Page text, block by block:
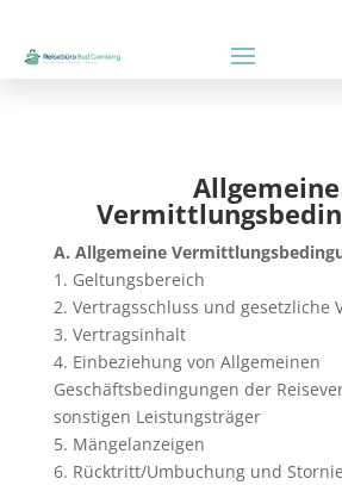
Allgemeine
A. Allgemeine
1. Geltungsbereich
2. Vertragsschluss und gesetzliche
3. Vertragsinhalt
4. Einbeziehung von Allgemeinen
Geschäftsbedingungen der
sonstigen Leistungsträger
5. Mängelanzeigen
6. Rücktritt/Umbuchung und